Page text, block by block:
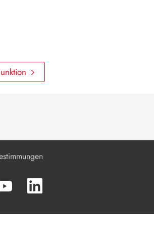
Betrieb nehmen
Daten